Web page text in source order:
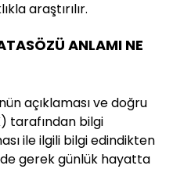
araştırılır.
ANLAMI NE
açıklaması ve doğru
tarafından bilgi
ile ilgili bilgi edindikten
gerek günlük hayatta